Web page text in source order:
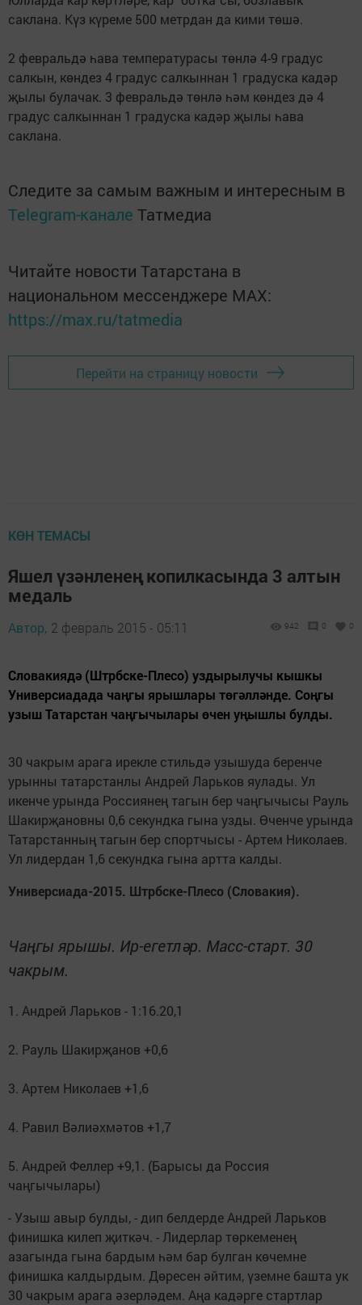
саклана. Күз күреме 500 метрдан да кими төшә.
2 февральдә һава температурасы төнлә 4-9 градус
салкын, көндез 4 градус салкыннан 1 градуска кадәр
җылы булачак. 3 февральдә төнлә һәм көндез дә 4
градус салкыннан 1 градуска кадәр җылы һава
саклана.
Следите за самым важным и интересным в
Telegram-канале Татмедиа
Читайте новости Татарстана в
национальном мессенджере MАХ:
https://max.ru/tatmedia
Перейти на страницу новости
КӨН ТЕМАСЫ
Яшел үзәнленең копилкасында 3 алтын
медаль
Автор, 2 февраль 2015 - 05:11 942 0 0
Словакиядә (Штрбске-Плесо) уздырылучы кышкы
Универсиадада чаңгы ярышлары төгәлләнде. Соңгы
узыш Татарстан чаңгычылары өчен уңышлы булды.
30 чакрым арага ирекле стильдә узышуда беренче
урынны татарстанлы Андрей Ларьков яулады. Ул
икенче урында Россиянең тагын бер чаңгычысы Рауль
Шакирҗановны 0,6 секундка гына узды. Өченче урында
Татарстанның тагын бер спортчысы - Артем Николаев.
Ул лидердан 1,6 секундка гына артта калды.
Универсиада-2015. Штрбске-Плесо (Словакия).
Чаңгы ярышы. Ир-егетләр. Масс-старт. 30
чакрым.
1. Андрей Ларьков - 1:16.20,1
2. Рауль Шакирҗанов +0,6
3. Артем Николаев +1,6
4. Равил Вәлиәхмәтов +1,7
5. Андрей Феллер +9,1. (Барысы да Россия
чаңгычылары)
- Узыш авыр булды, - дип белдерде Андрей Ларьков
финишка килеп җиткәч. - Лидерлар төркеменең
азагында гына бардым һәм бар булган көчемне
финишка калдырдым. Дөресен әйтим, үземне башта ук
30 чакрым арага әзерләдем. Аңа кадәрге стартлар